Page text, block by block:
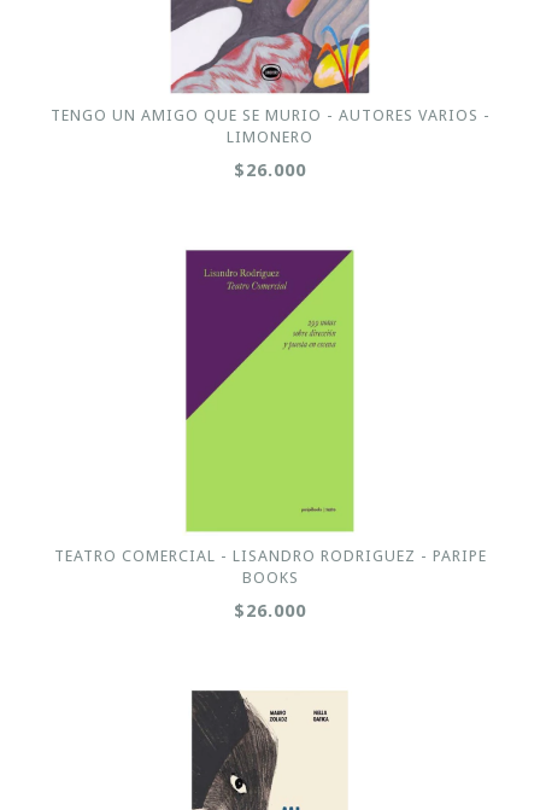
TENGO UN AMIGO QUE SE MURIO - AUTORES VARIOS -
LIMONERO
$26.000
TEATRO COMERCIAL - LISANDRO RODRIGUEZ - PARIPE
BOOKS
$26.000